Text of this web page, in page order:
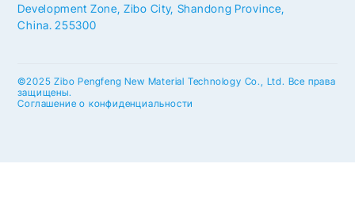
Development Zone, Zibo City, Shandong Province,
China. 255300
©2025 Zibo Pengfeng New Material Technology Co., Ltd. Все права
защищены.
Соглашение о конфиденциальности